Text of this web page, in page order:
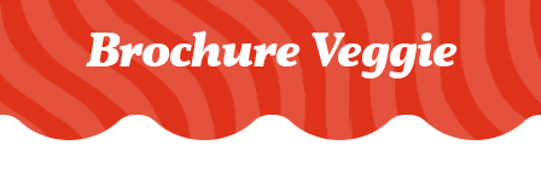
Brochure Veggie